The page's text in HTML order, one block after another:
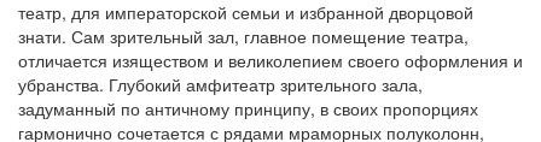
театр, для императорской семьи и избранной дворцовой
знати. Сам зрительный зал, главное помещение театра,
отличается изяществом и великолепием своего оформления и
убранства. Глубокий амфитеатр зрительного зала,
задуманный по античному принципу, в своих пропорциях
гармонично сочетается с рядами мраморных полуколонн,